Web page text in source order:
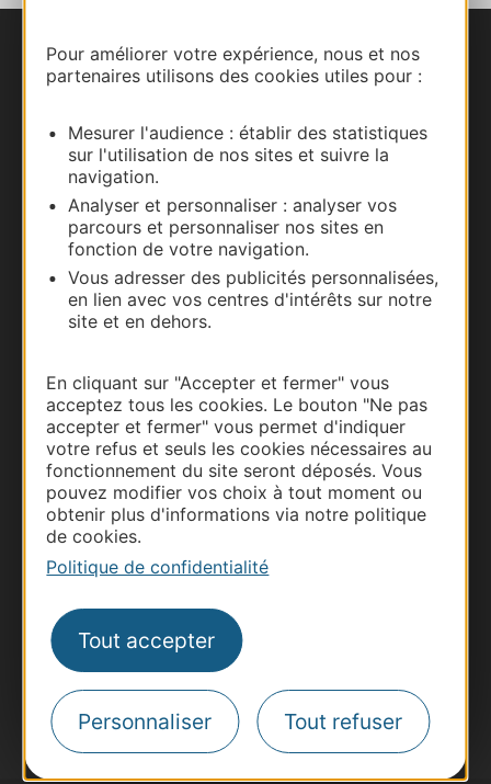
Pour améliorer votre expérience, nous et nos
partenaires utilisons des cookies utiles pour :
Mesurer l'audience : établir des statistiques
sur l'utilisation de nos sites et suivre la
navigation.
Analyser et personnaliser : analyser vos
parcours et personnaliser nos sites en
fonction de votre navigation.
Vous adresser des publicités personnalisées,
en lien avec vos centres d'intérêts sur notre
site et en dehors.
En cliquant sur "Accepter et fermer" vous
acceptez tous les cookies. Le bouton "Ne pas
accepter et fermer" vous permet d'indiquer
votre refus et seuls les cookies nécessaires au
fonctionnement du site seront déposés. Vous
pouvez modifier vos choix à tout moment ou
obtenir plus d'informations via notre politique
de cookies.
Politique de confidentialité
Tout accepter
Personnaliser Tout refuser
Nous contacter
Documentation
Thermalisme
Business/Mice
Pros d'Occitanie
Site presse et d'influence
Voyagistes
Inscrivez-vous à la lettre d'information
Destination Occitanie pour recevoir des
suggestions de séjours, de visites et de sorties.
Je m'abonne